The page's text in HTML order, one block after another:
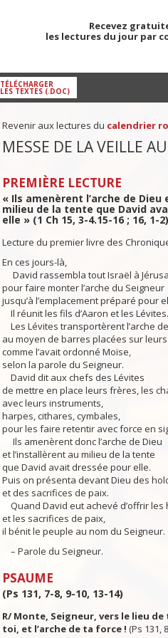
Recevez
les lectures du jour par
TÉLÉCHARGER
LES TEXTES (.DOC)
Revenir aux lectures du calendrier
MESSE DE LA VEILLE
PREMIÈRE LECTURE
« Ils amenèrent l’arche de
milieu de la tente que David
elle » (1 Ch 15, 3-4.15-16 ; 16, 1-2)
Lecture du premier livre des
En ces jours-là,
David rassembla tout Israël à
pour faire monter l’arche du Seigneur
jusqu’à l’emplacement préparé pour
Il réunit les fils d’Aaron et les Lévites.
Les Lévites transportèrent l’arche
au moyen de barres placées sur
comme l’avait ordonné Moïse,
selon la parole du Seigneur.
David dit aux chefs des Lévites
de mettre en place leurs frères, les
avec leurs instruments,
harpes, cithares, cymbales,
pour les faire retentir avec force en
Ils amenèrent donc l’arche de Dieu
et l’installèrent au milieu de la tente
que David avait dressée pour elle.
Puis on présenta devant Dieu des
et des sacrifices de paix.
Quand David eut achevé d’offrir les
et les sacrifices de paix,
il bénit le peuple au nom du Seigneur.
– Parole du Seigneur.
PSAUME
(Ps 131, 7-8, 9-10, 13-14)
R/ Monte, Seigneur, vers le lieu
toi, et l’arche de ta force ! (Ps 131,